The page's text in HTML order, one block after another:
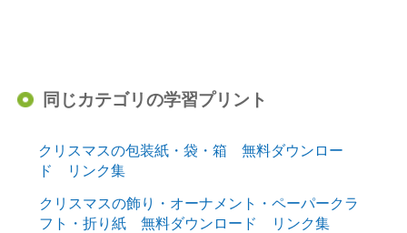
同じカテゴリの学習プリント
クリスマスの包装紙・袋・箱 無料ダウンロー
ド リンク集
クリスマスの飾り・オーナメント・ペーパークラ
フト・折り紙 無料ダウンロード リンク集